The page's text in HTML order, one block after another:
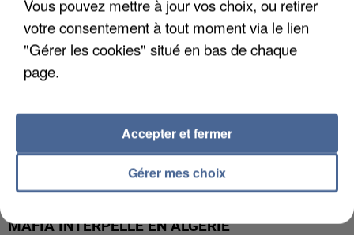
MAFIA INTERPELLÉ EN ALGÉRIE
Vous pouvez mettre à jour vos choix, ou retirer
votre consentement à tout moment via le lien
"Gérer les cookies" situé en bas de chaque
page.
Gérer mes choix
Accepter et fermer